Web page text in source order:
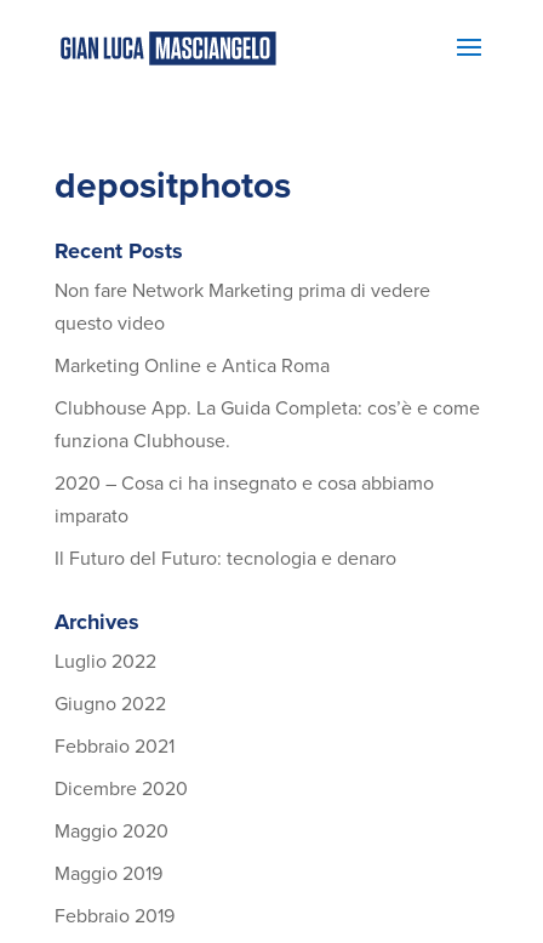
depositphotos
Recent Posts
Non fare Network Marketing prima di vedere
questo video
Marketing Online e Antica Roma
Clubhouse App. La Guida Completa: cos’è e come
funziona Clubhouse.
2020 – Cosa ci ha insegnato e cosa abbiamo
imparato
Il Futuro del Futuro: tecnologia e denaro
Archives
Luglio 2022
Giugno 2022
Febbraio 2021
Dicembre 2020
Maggio 2020
Maggio 2019
Febbraio 2019